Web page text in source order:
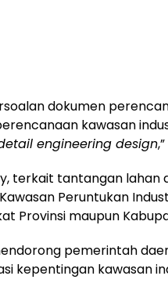
dokumen
kawasan
engineering design
terkait tantangan
Peruntukan
Provinsi maupun
pemerintah
kepentingan kawasan